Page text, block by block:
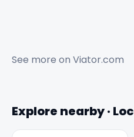
See more on Viator.com
Explore nearby ·